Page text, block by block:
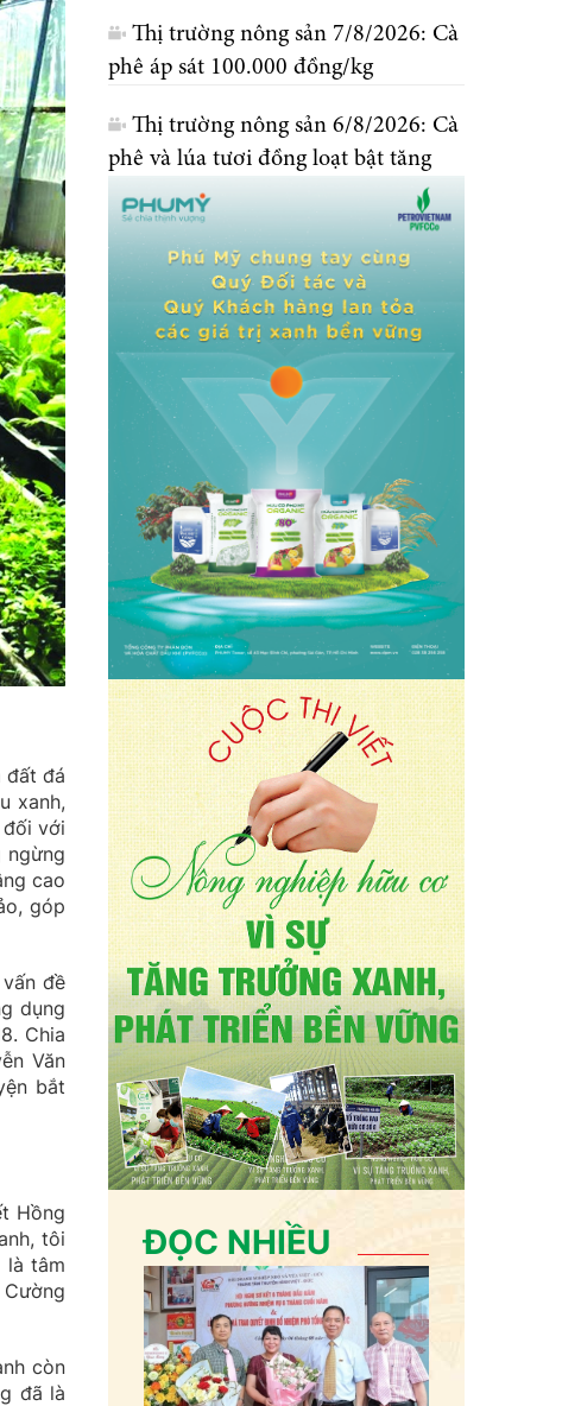
đất đá
xanh,
với
ngừng
cao
góp
đề
dụng
Chia
Văn
bắt
Hồng
tôi
là tâm
còn
đã là
Thị trường nông sản 7/8/2026: Cà
phê áp sát 100.000 đồng/kg
Thị trường nông sản 6/8/2026: Cà
phê và lúa tươi đồng loạt bật tăng
ĐỌC NHIỀU